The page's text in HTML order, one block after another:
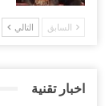
السابق التالي
اخبار تقنية